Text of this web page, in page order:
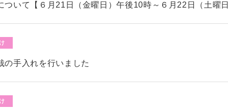
ついて【６月21日（金曜日）午後10時～６月22日（土曜
の手入れを行いました